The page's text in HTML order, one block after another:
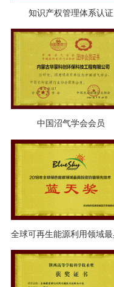
知识产权管理体系认证
中国沼气学会会员